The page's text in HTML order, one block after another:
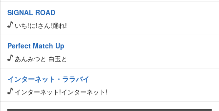
SIGNAL ROAD
いち!に!さん!踊れ!
Perfect Match Up
あんみつと 白玉と
インターネット・ララバイ
インターネット!インターネット!